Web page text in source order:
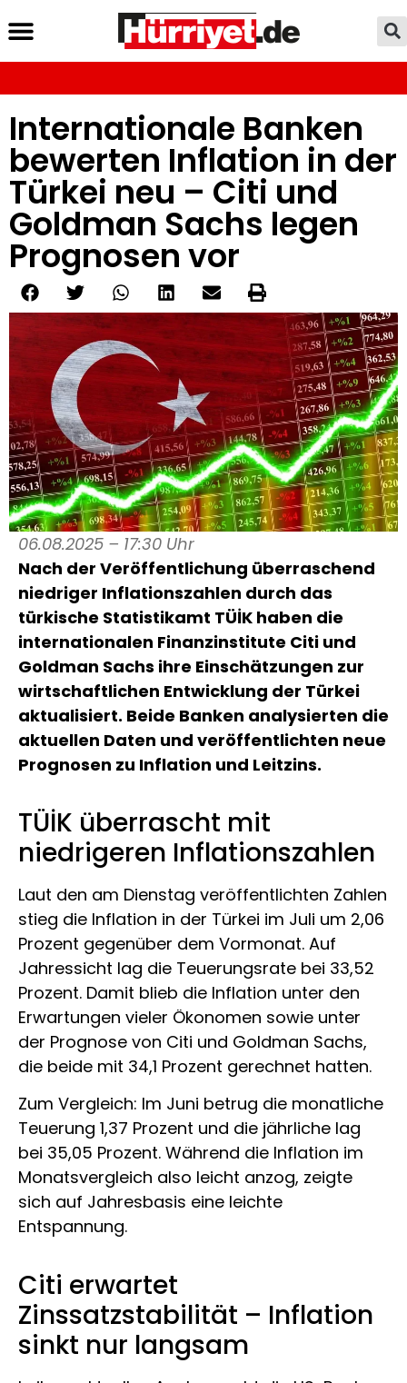
Internationale Banken
bewerten Inflation in der
Türkei neu – Citi und
Goldman Sachs legen
Prognosen vor
06.08.2025 – 17:30 Uhr
Nach der Veröffentlichung überraschend
niedriger Inflationszahlen durch das
türkische Statistikamt TÜİK haben die
internationalen Finanzinstitute Citi und
Goldman Sachs ihre Einschätzungen zur
wirtschaftlichen Entwicklung der Türkei
aktualisiert. Beide Banken analysierten die
aktuellen Daten und veröffentlichten neue
Prognosen zu Inflation und Leitzins.
TÜİK überrascht mit
niedrigeren Inflationszahlen
Laut den am Dienstag veröffentlichten Zahlen
stieg die Inflation in der Türkei im Juli um 2,06
Prozent gegenüber dem Vormonat. Auf
Jahressicht lag die Teuerungsrate bei 33,52
Prozent. Damit blieb die Inflation unter den
Erwartungen vieler Ökonomen sowie unter
der Prognose von Citi und Goldman Sachs,
die beide mit 34,1 Prozent gerechnet hatten.
Zum Vergleich: Im Juni betrug die monatliche
Teuerung 1,37 Prozent und die jährliche lag
bei 35,05 Prozent. Während die Inflation im
Monatsvergleich also leicht anzog, zeigte
sich auf Jahresbasis eine leichte
Entspannung.
Citi erwartet
Zinssatzstabilität – Inflation
sinkt nur langsam